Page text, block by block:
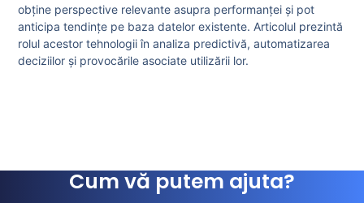
obține perspective relevante asupra performanței și pot
anticipa tendințe pe baza datelor existente. Articolul prezintă
rolul acestor tehnologii în analiza predictivă, automatizarea
deciziilor și provocările asociate utilizării lor.
Cum vă putem ajuta?